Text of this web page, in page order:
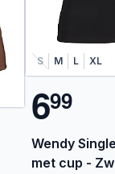
S M L XL
699
Wendy
met cup -